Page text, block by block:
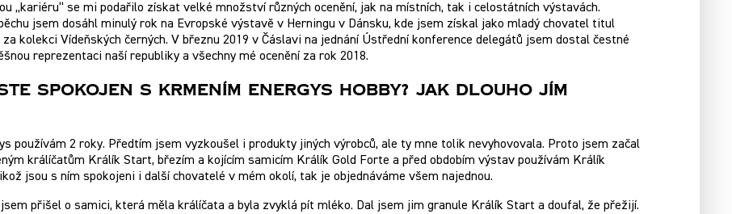
„kariéru“ se mi podařilo získat velké množství různých ocenění, jak na místních, tak i celostátních výstavách.
jsem dosáhl minulý rok na Evropské výstavě v Herningu v Dánsku, kde jsem získal jako mladý chovatel titul
kolekci Vídeňských černých. V březnu 2019 v Čáslavi na jednání Ústřední konference delegátů jsem dostal čestné
reprezentaci naší republiky a všechny mé ocenění za rok 2018.
Spokojen S Krmením Energys Hobby? Jak Dlouho Jím
používám 2 roky. Předtím jsem vyzkoušel i produkty jiných výrobců, ale ty mne tolik nevyhovovala. Proto jsem začal
králíčatům Králík Start, březím a kojícím samicím Králík Gold Forte a před obdobím výstav používám Králík
jsou s ním spokojeni i další chovatelé v mém okolí, tak je objednáváme všem najednou.
přišel o samici, která měla králíčata a byla zvyklá pít mléko. Dal jsem jim granule Králík Start a doufal, že přežijí.